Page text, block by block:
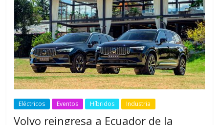
Eléctricos Eventos Híbridos Industria
Volvo reingresa a Ecuador de la